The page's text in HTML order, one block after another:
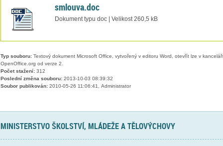
smlouva.doc
Dokument typu doc | Velikost 260,5 kB
Typ souboru:Textový dokument Microsoft Office, vytvořený v editoru Word, otevřít lze v
OpenOffice.org od verze 2.
Počet stažení:312
Poslední změna souboru:2013-10-03 08:39:32
Soubor publikován:2010-05-26 11:06:41, Administrator
MINISTERSTVO ŠKOLSTVÍ, MLÁDEŽE A TĚLOVÝCHOVY